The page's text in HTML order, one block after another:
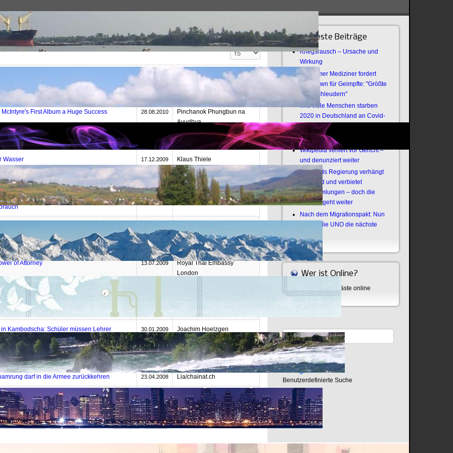
Themen
Anzeige #
Finanzminister: "Abschied vom Dollar"
First Album a Huge Success 28.08.2010
Pinchanok Phungbun na
Ayudhya
von Adolf Bastian 02.02.2010 Reinhard Hohler
Wasser 17.12.2009 Klaus Thiele
Raucher-Schock-Kampagne in Thailand 08.12.2009 bazonline.ch
in Thailand verhaftet – Verdacht auf
12.11.2009 bazonline.ch
die zwiespältige Rolle des Militärs 16.07.2009 Nicola Glass
of Attorney 13.07.2009
Royal Thai Embassy
London
Knast von Bangkok
new passport and wants to buy adriatic island
Kambodscha: Schüler müssen Lehrer
30.01.2009 Joachim Hoelzgen
auf dem Meer ausgesetzt 29.01.2009 APA/dpa
darf in die Armee zurückkehren 23.04.2008 Lia/chainat.ch
in scharfer Suppe 31.10.2006 Satya Sagar
Seite 4 von 5
Start Zurück 1 2 3 4 5 Weiter Ende
Neueste Beiträge
Kriegsrausch – Ursache und
Wirkung
Bochumer Mediziner fordert
Lockdown für Geimpfte: "Größte
Virenschleudern"
Wie viele Menschen starben
2020 in Deutschland an Covid-
19?
Offener Brief an die Armee
Wikipedia verliert vor Gericht –
und denunziert weiter
Thailands Regierung verhängt
Notstand und verbietet
Versammlungen – doch die
Revolte geht weiter
Nach dem Migrationspakt: Nun
zündet die UNO die nächste
Wer ist Online?
Aktuell sind 527 Gäste online
Benutzerdefinierte Suche